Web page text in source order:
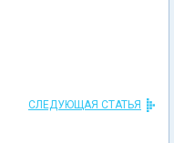
СЛЕДУЮЩАЯ СТАТЬЯ